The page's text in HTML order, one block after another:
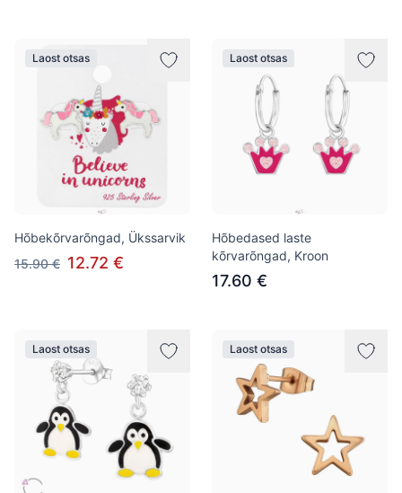
Laost otsas
Hõbekõrvarõngad, Ükssarvik
15.90 € 12.72 €
Laost otsas
Hõbedased laste
kõrvarõngad, Kroon
17.60 €
Laost otsas Laost otsas